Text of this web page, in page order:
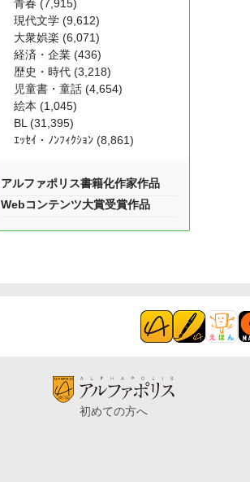
青春 (7,915)
現代文学 (9,612)
大衆娯楽 (6,071)
経済・企業 (436)
歴史・時代 (3,218)
児童書・童話 (4,654)
絵本 (1,045)
BL (31,395)
ｴｯｾｲ・ﾉﾝﾌｨｸｼｮﾝ (8,861)
アルファポリス書籍化作家作品
Webコンテンツ大賞受賞作品
初めての方へ